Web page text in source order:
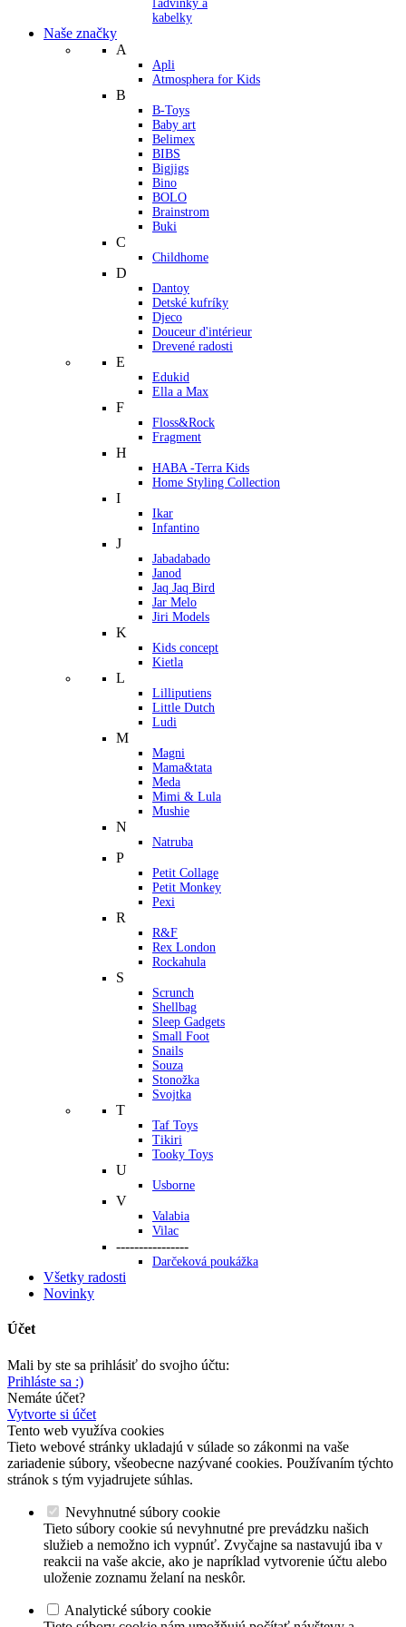
ľadvinky a
kabelky
Naše značky
A
Apli
Atmosphera for Kids
B
B-Toys
Baby art
Belimex
BIBS
Bigjigs
Bino
BOLO
Brainstrom
Buki
C
Childhome
D
Dantoy
Detské kufríky
Djeco
Douceur d'intérieur
Drevené radosti
E
Edukid
Ella a Max
F
Floss&Rock
Fragment
H
HABA -Terra Kids
Home Styling Collection
I
Ikar
Infantino
J
Jabadabado
Janod
Jaq Jaq Bird
Jar Melo
Jiri Models
K
Kids concept
Kietla
L
Lilliputiens
Little Dutch
Ludi
M
Magni
Mama&tata
Meda
Mimi & Lula
Mushie
N
Natruba
P
Petit Collage
Petit Monkey
Pexi
R
R&F
Rex London
Rockahula
S
Scrunch
Shellbag
Sleep Gadgets
Small Foot
Snails
Souza
Stonožka
Svojtka
T
Taf Toys
Tikiri
Tooky Toys
U
Usborne
V
Valabia
Vilac
----------------
Darčeková poukážka
Všetky radosti
Novinky
Účet
Mali by ste sa prihlásiť do svojho účtu:
Prihláste sa :)
Nemáte účet?
Vytvorte si účet
Tento web využíva cookies
Tieto webové stránky ukladajú v súlade so zákonmi na vaše
zariadenie súbory, všeobecne nazývané cookies. Používaním týchto
stránok s tým vyjadrujete súhlas.
Nevyhnutné súbory cookie
Tieto súbory cookie sú nevyhnutné pre prevádzku našich
služieb a nemožno ich vypnúť. Zvyčajne sa nastavujú iba v
reakcii na vaše akcie, ako je napríklad vytvorenie účtu alebo
uloženie zoznamu želaní na neskôr.
Analytické súbory cookie